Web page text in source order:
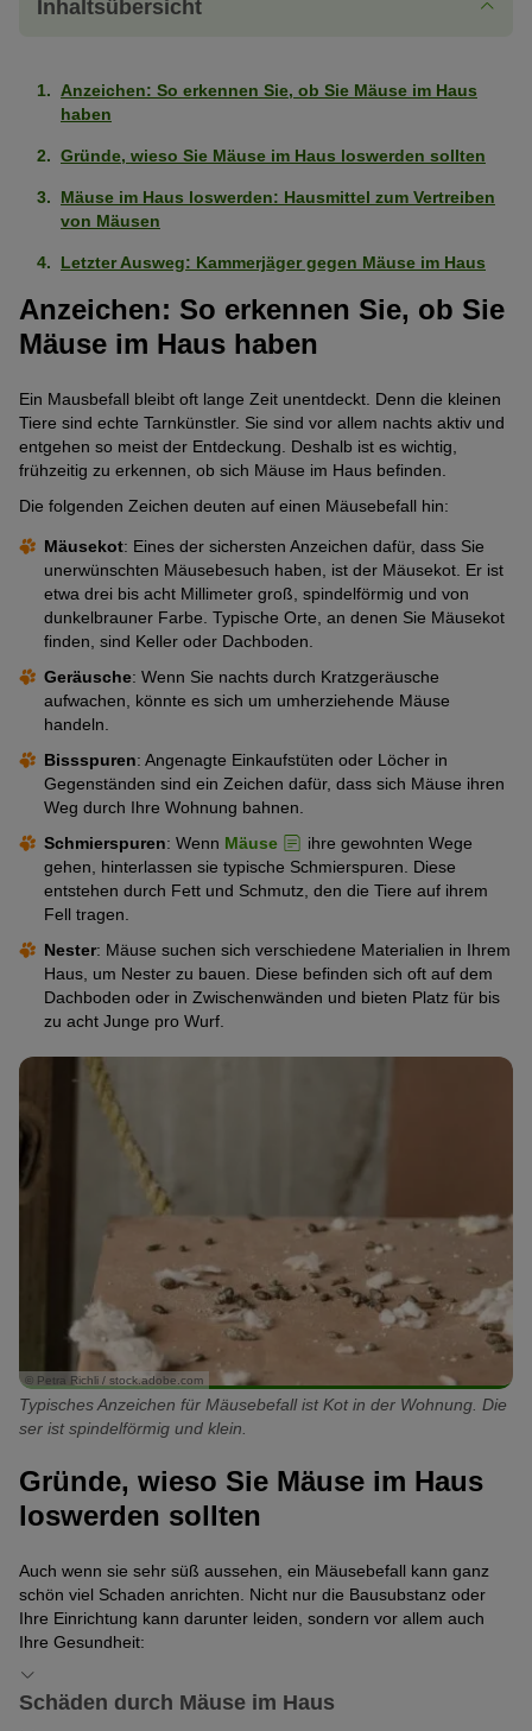
Inhaltsübersicht
Anzeichen: So erkennen Sie, ob Sie Mäuse im Haus
haben
Gründe, wieso Sie Mäuse im Haus loswerden sollten
Mäuse im Haus loswerden: Hausmittel zum Vertreiben
von Mäusen
Letzter Ausweg: Kammerjäger gegen Mäuse im Haus
Anzeichen: So erkennen Sie, ob Sie
Mäuse im Haus haben
Ein Mausbefall bleibt oft lange Zeit unentdeckt. Denn die kleinen
Tiere sind echte Tarnkünstler. Sie sind vor allem nachts aktiv und
entgehen so meist der Entdeckung. Deshalb ist es wichtig,
frühzeitig zu erkennen, ob sich Mäuse im Haus befinden.
Die folgenden Zeichen deuten auf einen Mäusebefall hin:
Mäusekot: Eines der sichersten Anzeichen dafür, dass Sie
unerwünschten Mäusebesuch haben, ist der Mäusekot. Er ist
etwa drei bis acht Millimeter groß, spindelförmig und von
dunkelbrauner Farbe. Typische Orte, an denen Sie Mäusekot
finden, sind Keller oder Dachboden.
Geräusche: Wenn Sie nachts durch Kratzgeräusche
aufwachen, könnte es sich um umherziehende Mäuse
handeln.
Bissspuren: Angenagte Einkaufstüten oder Löcher in
Gegenständen sind ein Zeichen dafür, dass sich Mäuse ihren
Weg durch Ihre Wohnung bahnen.
Schmierspuren: Wenn Mäuse
ihre gewohnten Wege
gehen, hinterlassen sie typische Schmierspuren. Diese
entstehen durch Fett und Schmutz, den die Tiere auf ihrem
Fell tragen.
Nester: Mäuse suchen sich verschiedene Materialien in Ihrem
Haus, um Nester zu bauen. Diese befinden sich oft auf dem
Dachboden oder in Zwischenwänden und bieten Platz für bis
zu acht Junge pro Wurf.
© Petra Richli / stock.adobe.com
Typisches Anzeichen für Mäusebefall ist Kot in der Wohnung. Die
ser ist spindelförmig und klein.
Gründe, wieso Sie Mäuse im Haus
loswerden sollten
Auch wenn sie sehr süß aussehen, ein Mäusebefall kann ganz
schön viel Schaden anrichten. Nicht nur die Bausubstanz oder
Ihre Einrichtung kann darunter leiden, sondern vor allem auch
Ihre Gesundheit:
Schäden durch Mäuse im Haus